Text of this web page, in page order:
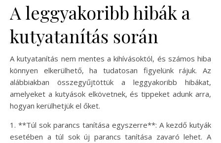
A leggyakoribb hibák a
kutyatanítás során
A kutyatanítás nem mentes a kihívásoktól, és számos hiba
könnyen elkerülhető, ha tudatosan figyelünk rájuk. Az
alábbiakban összegyűjtöttük a leggyakoribb hibákat,
amelyeket a kutyások elkövetnek, és tippeket adunk arra,
hogyan kerülhetjük el őket.
1. **Túl sok parancs tanítása egyszerre**: A kezdő kutyák
esetében a túl sok új parancs tanítása zavaró lehet. A